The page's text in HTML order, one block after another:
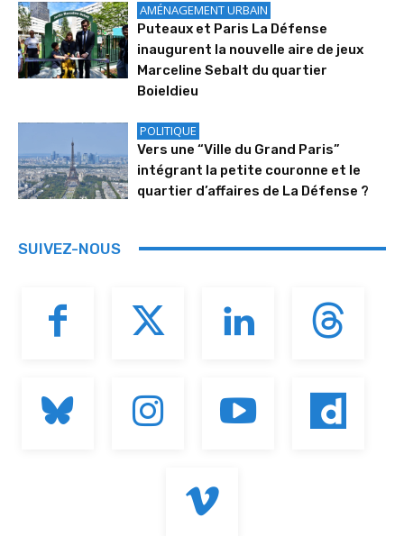
AMÉNAGEMENT URBAIN
Puteaux et Paris La Défense
inaugurent la nouvelle aire de jeux
Marceline Sebalt du quartier
Boieldieu
POLITIQUE
Vers une “Ville du Grand Paris”
intégrant la petite couronne et le
quartier d’affaires de La Défense ?
SUIVEZ-NOUS